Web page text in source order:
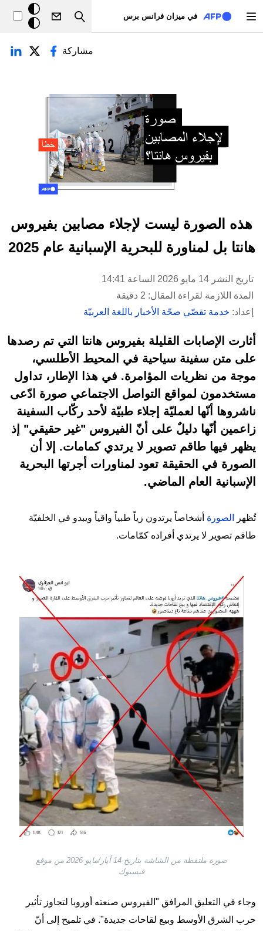
في ميزان فرانس برس
Search
خلفيّة
داكنة
التبويبات الأساسية
مشاركة
هذه الصورة ليست لإجلاء مصابين بفيروس
هانتا بل لمناورة للبحرية الإسبانية عام 2025
تاريخ النشر 14 مايو 2026 الساعة 14:41
المدة اللازمة لقراءة المقال: 2 دقيقة
إعداد: خدمة تقصّي صحّة الأخبار باللغة العربيّة
أثارت الإصابات القليلة بفيروس هانتا التي تم رصدها
على متن سفينة سياحية في المحيط الأطلسي،
موجة من نظريات المؤامرة. في هذا الإطار، تداول
مستخدمون لمواقع التواصل الاجتماعي صورة ادّعى
ناشروها أنّها لعمليّة إجلاء طبيّة لأحد ركّاب السفينة
زاعمين أنّها دليلٌ على أنّ الفيروس "غير حقيقي" إذ
يظهر فيها طاقم تصوير لا يرتدي كمامات. إلا أن
الصورة في الحقيقة تعود لمناورات أجرتها البحرية
الإسبانية العام الماضي.
تُظهر الصورة أشخاصاً يرتدون زياً طبياً واقياً ويبدو في الخلفيّة
طاقم تصوير لا يرتدي أفراده كمّامات.
Image
صورة ملتقطة من الشاشة بتاريخ 14 أيار/مايو 2026 من موقع
فيسبوك
وجاء في التعليق المرافق "الفيروس صنعته أوروبا لتجاوز تأثير
حرب الشرق الأوسط وبيع لقاحات جديدة". في تلميح إلى أنّ